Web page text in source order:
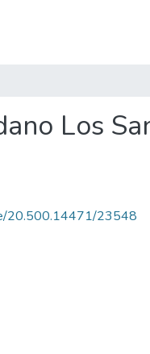
Los
20.500.14471/23548